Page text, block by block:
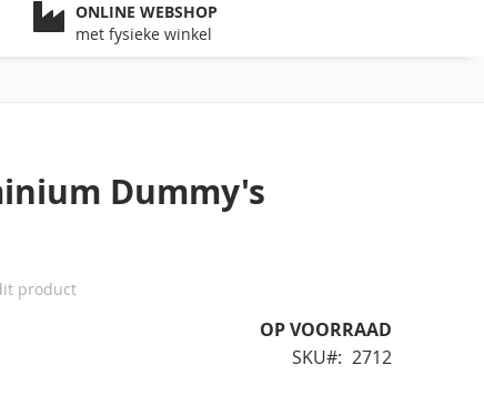
ONLINE WEBSHOP
met fysieke winkel
Dummy's
product
OP VOORRAAD
SKU
2712